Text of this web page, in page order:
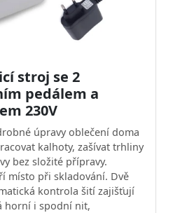
stroj se 2
pedálem a
230V
úpravy oblečení doma
kalhoty, zašívat trhliny
bez složité přípravy.
místo při skladování. Dvě
kontrola šití zajišťují
horní i spodní nit,